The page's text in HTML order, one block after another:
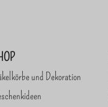
und Dekoration